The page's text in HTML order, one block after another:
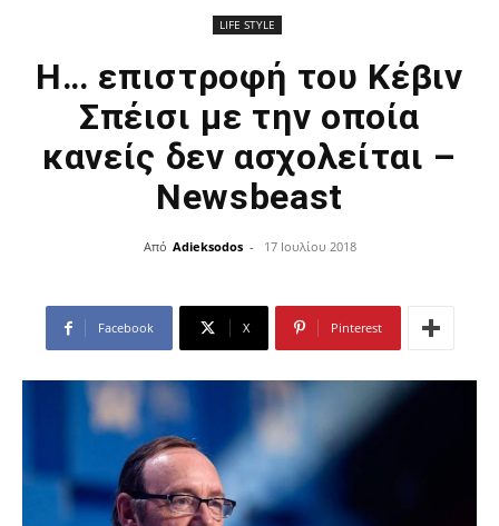
LIFE STYLE
Η… επιστροφή του Κέβιν
Σπέισι με την οποία
κανείς δεν ασχολείται –
Newsbeast
Από Adieksodos - 17 Ιουλίου 2018
Facebook X Pinterest